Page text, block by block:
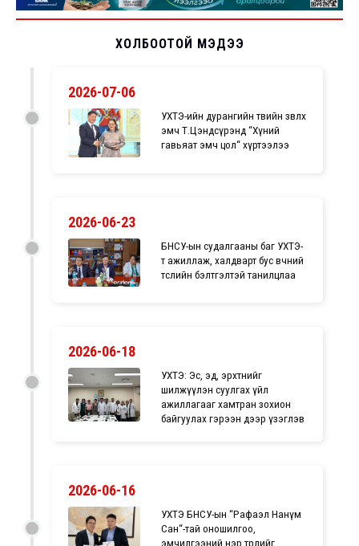
ХОЛБООТОЙ МЭДЭЭ
2026-07-06
УХТЭ-ийн дурангийн төвийн зөвлөх
эмч Т.Цэндсүрэнд “Хүний
гавьяат эмч цол“ хүртээлээ
2026-06-23
БНСУ-ын судалгааны баг УХТЭ-
т ажиллаж, халдварт бус өвчний
төслийн бэлтгэлтэй танилцлаа
2026-06-18
УХТЭ: Эс, эд, эрхтнийг
шилжүүлэн суулгах үйл
ажиллагааг хамтран зохион
байгуулах гэрээн дээр үзэглэв
2026-06-16
УХТЭ БНСУ-ын “Рафаэл Нанүм
Сан“-тай оношилгоо,
эмчилгээний нэр төрлийг